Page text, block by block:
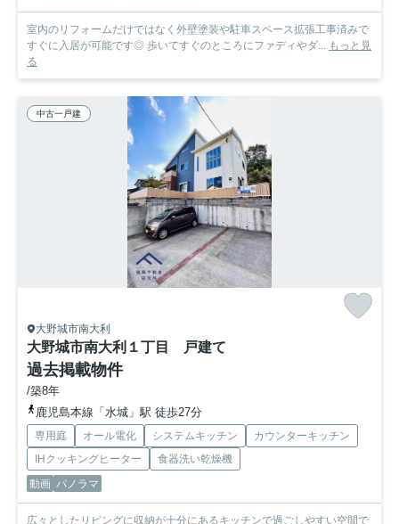
室内のリフォームだけではなく外壁塗装や駐車スペース拡張工事済みで
すぐに入居が可能です◎ 歩いてすぐのところにファディやダ... もっと見
る
中古一戸建
大野城市南大利
大野城市南大利１丁目 戸建て
過去掲載物件
/築8年
鹿児島本線「水城」駅 徒歩27分
専用庭 オール電化 システムキッチン
カウンターキッチン
IHクッキングヒーター
食器洗い乾燥機
動画 パノラマ
広々としたリビングに収納が十分にあるキッチンで過ごしやすい空間で